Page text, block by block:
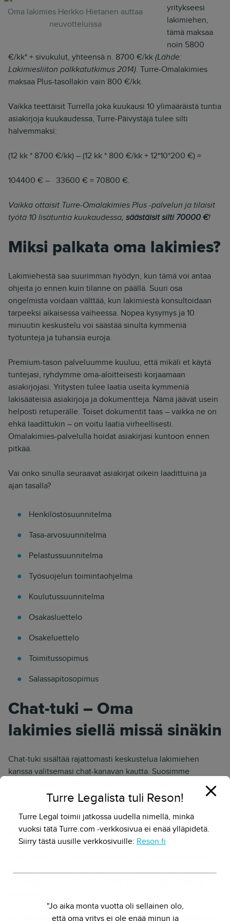
Oma lakimies Herkko Hietanen auttaa
neuvotteluissa
yritykseesi
lakimiehen,
tämä maksaa
noin 5800
€/kk* + sivukulut, yhteensä n. 8700 €/kk(Lähde:
Lakimiesliiton palkkatutkimus 2014). Turre-Omalakimies
maksaa Plus-tasollakin vain 800 €/kk.
Vaikka teettäisit Turrella joka kuukausi 10 ylimääräistä tuntia
asiakirjoja kuukaudessa, Turre-Päivystäjä tulee silti
halvemmaksi:
(12 kk * 8700 €/kk) – (12 kk * 800 €/kk + 12*10*200 €) =
104400 € – 33600 € = 70800 €.
Vaikka ottaisit Turre-Omalakimies Plus -palvelun ja tilaisit
työtä 10 lisätuntia kuukaudessa, säästäisit silti 70000 €!
Miksi palkata oma lakimies?
Lakimiehestä saa suurimman hyödyn, kun tämä voi antaa
ohjeita jo ennen kuin tilanne on päällä. Suuri osa
ongelmista voidaan välttää, kun lakimiestä konsultoidaan
tarpeeksi aikaisessa vaiheessa. Nopea kysymys ja 10
minuutin keskustelu voi säästää sinulta kymmeniä
työtunteja ja tuhansia euroja.
Premium-tason palveluumme kuuluu, että mikäli et käytä
tuntejasi, ryhdymme oma-aloitteisesti korjaamaan
asiakirjojasi. Yritysten tulee laatia useita kymmeniä
lakisääteisiä asiakirjoja ja dokumentteja. Nämä jäävät usein
helposti retuperälle. Toiset dokumentit taas – vaikka ne on
ehkä laadittukin – on voitu laatia virheellisesti.
Omalakimies-palvelulla hoidat asiakirjasi kuntoon ennen
pitkää.
Vai onko sinulla seuraavat asiakirjat oikein laadittuina ja
ajan tasalla?
Henkilöstösuunnitelma
Tasa-arvosuunnitelma
Pelastussuunnitelma
Työsuojelun toimintaohjelma
Koulutussuunnitelma
Osakasluettelo
Osakeluettelo
Toimitussopimus
Salassapitosopimus
Chat-tuki – Oma
lakimies siellä missä sinäkin
Chat-tuki sisältää rajattomasti keskustelua lakimiehen
kanssa valitsemasi chat-kanavan kautta. Suosimme
, joka on PK-yrityksille tehokas
ryhmäviestintäpalvelu. Voimme myös tarjota tukea
esimerkiksi Twitterissä, Skypessä sekä Facebookissa
(joskaan emme suosittele Facebookia varsinkaan
yrityssalaisuuksien käsittelyyn).
osaavat vastata suoraan tai lyhyellä tutustumisella asiaan.
Turre Legalista tuli Reson!
Turre Legal toimii jatkossa uudella nimellä, minkä
vuoksi tätä Turre.com -verkkosivua ei enää ylläpidetä.
Siirry tästä uusille verkkosivuille: Reson.fi
"Jo aika monta vuotta oli sellainen olo,
että oma yritys ei ole enää minun ja